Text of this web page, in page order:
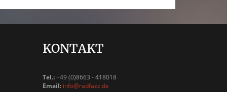
KONTAKT
Tel.:+49 (0)8663 - 418018
Email: info@radfazz.de